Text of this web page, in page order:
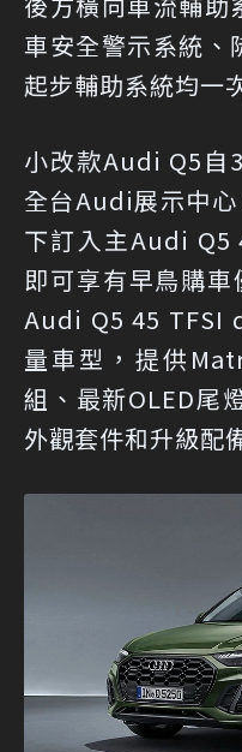
車安全警示系統、
起步輔助系統均一
小改款Audi Q5自
全台Audi展示中
下訂入主Audi Q5
即可享有早鳥購
Audi Q5 45
量車型，提供
組、最新OLED尾
外觀套件和升級配